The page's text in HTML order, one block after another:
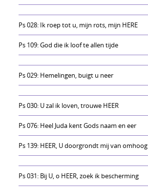
Ps 028: Ik roep tot u, mijn rots, mijn HERE
Ps 109: God die ik loof te allen tijde
Ps 029: Hemelingen, buigt u neer
Ps 030: U zal ik loven, trouwe HEER
Ps 076: Heel Juda kent Gods naam en eer
Ps 139: HEER, U doorgrondt mij van omhoog
Ps 031: Bij U, o HEER, zoek ik bescherming